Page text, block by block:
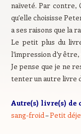
naïveté. Par contre,
qu’elle choisisse
a ses raisons que la
Le petit plus du
l’impression d’y
Je pense que je ne
tenter un autre livre
Autre(s) livre(s) de
sang-froid–Petit